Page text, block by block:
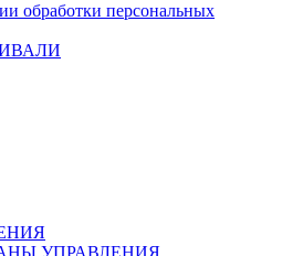
обработки персональных